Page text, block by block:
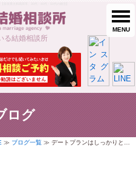
る結婚相談所
ログ
≫ ブログ一覧 ≫ デートプランはしっかりと…
MENU